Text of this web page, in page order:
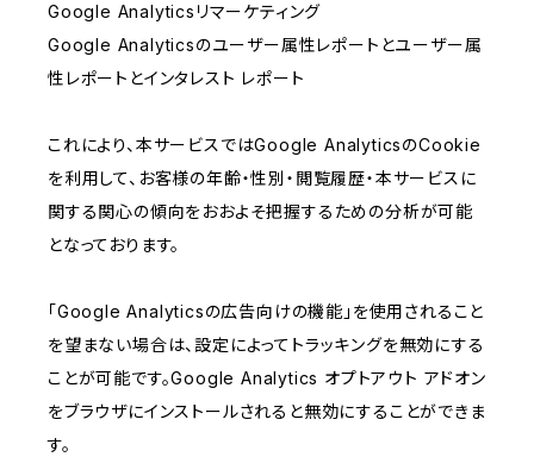
Google Analyticsリマーケティング
Google Analyticsのユーザー属性レポートとユーザー属
性レポートとインタレスト レポート
これにより、本サービスではGoogle AnalyticsのCookie
を利用して、お客様の年齢・性別・閲覧履歴・本サービスに
関する関心の傾向をおおよそ把握するための分析が可能
となっております。
「Google Analyticsの広告向けの機能」を使用されること
を望まない場合は、設定によってトラッキングを無効にする
ことが可能です。Google Analytics オプトアウト アドオン
をブラウザにインストールされると無効にすることができま
す。